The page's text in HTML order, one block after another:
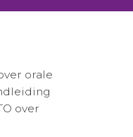
orale
over